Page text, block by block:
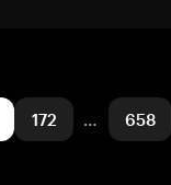
172 … 658